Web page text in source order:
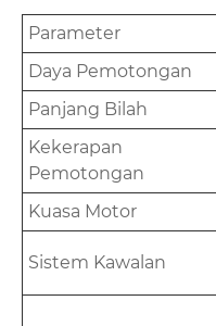
Parameter
Daya Pemotongan
Panjang Bilah
Kekerapan
Pemotongan
Kuasa Motor
Sistem Kawalan